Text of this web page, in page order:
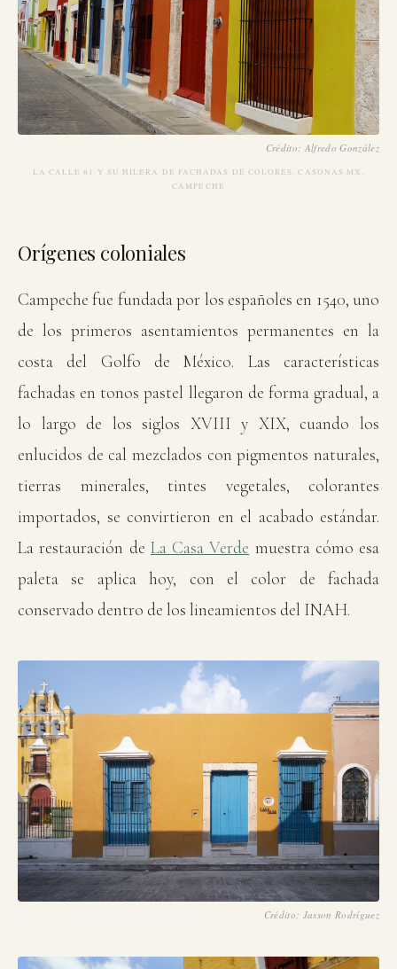
Crédito: Alfredo González
LA CALLE 61 Y SU HILERA DE FACHADAS DE COLORES, CASONAS MX,
CAMPECHE
Orígenes coloniales
Campeche fue fundada por los españoles en 1540, uno
de los primeros asentamientos permanentes en la
costa del Golfo de México. Las características
fachadas en tonos pastel llegaron de forma gradual, a
lo largo de los siglos XVIII y XIX, cuando los
enlucidos de cal mezclados con pigmentos naturales,
tierras minerales, tintes vegetales, colorantes
importados, se convirtieron en el acabado estándar.
La restauración de La Casa Verde muestra cómo esa
paleta se aplica hoy, con el color de fachada
conservado dentro de los lineamientos del INAH.
Crédito: Jasson Rodríguez